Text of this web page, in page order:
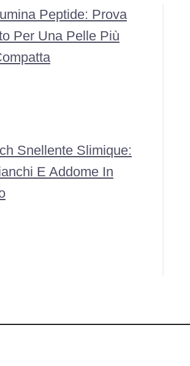
Peptide: Prova
Per Una Pelle Più
Snellente Slimique:
E Addome In